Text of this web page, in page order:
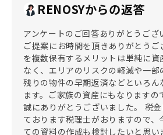
RENOSYからの返答
アンケートのご回答ありがとうござ
ご提案にお時間を頂きありがとうご
を複数保有するメリットは単純に
なく、エリアのリスクの軽減や一部
残りの物件の早期返済などといろん
ます。ご家族の資産にもなりますの
誠にありがとうございました。 税
ております税理士がおりますので、
ての資料の作成も検討したいと思い